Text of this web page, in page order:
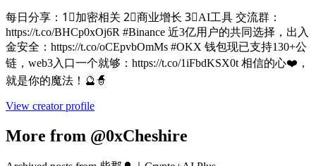
每日分享：1⃣加密相关 2⃣商业增长 3⃣AI工具 交流群：
https://t.co/BHCp0xOj6R #Binance 近3亿用户的共同选择，出入
金安全：https://t.co/oCEpvbOmMs #OKX 钱包现已支持130+公
链，web3入口一个就够：https://t.co/1iFbdKSX0t 相信的心❤️，
就是你的魔法！🔮🧙
View creator profile
More from @0xCheshire